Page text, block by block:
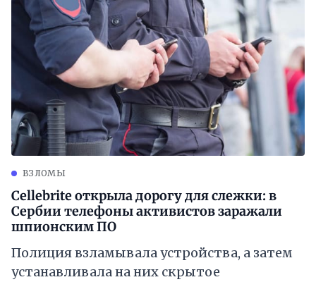
ВЗЛОМЫ
Cellebrite открыла дорогу для слежки: в
Сербии телефоны активистов заражали
шпионским ПО
Полиция взламывала устройства, а затем
устанавливала на них скрытое